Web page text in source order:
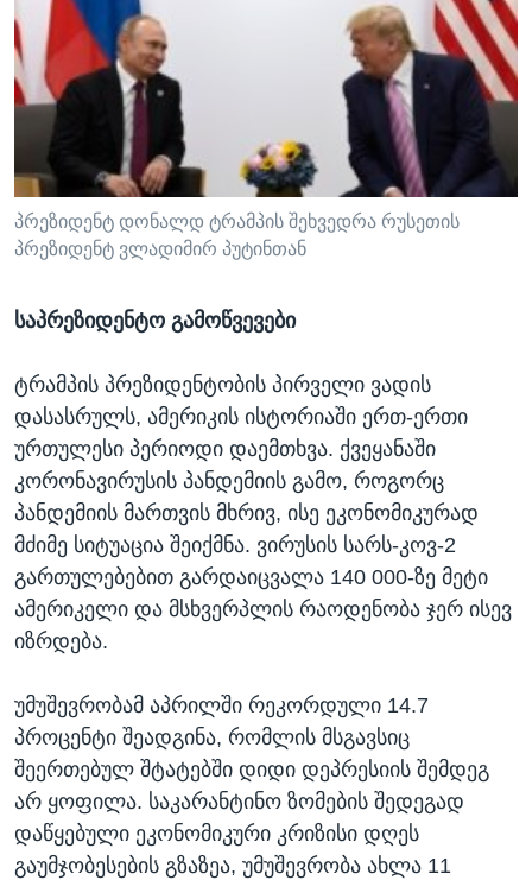
პრეზიდენტ დონალდ ტრამპის შეხვედრა რუსეთის
პრეზიდენტ ვლადიმირ პუტინთან
საპრეზიდენტო გამოწვევები
ტრამპის პრეზიდენტობის პირველი ვადის
დასასრულს, ამერიკის ისტორიაში ერთ-ერთი
ურთულესი პერიოდი დაემთხვა. ქვეყანაში
კორონავირუსის პანდემიის გამო, როგორც
პანდემიის მართვის მხრივ, ისე ეკონომიკურად
მძიმე სიტუაცია შეიქმნა. ვირუსის სარს-კოვ-2
გართულებებით გარდაიცვალა 140 000-ზე მეტი
ამერიკელი და მსხვერპლის რაოდენობა ჯერ ისევ
იზრდება.
უმუშევრობამ აპრილში რეკორდული 14.7
პროცენტი შეადგინა, რომლის მსგავსიც
შეერთებულ შტატებში დიდი დეპრესიის შემდეგ
არ ყოფილა. საკარანტინო ზომების შედეგად
დაწყებული ეკონომიკური კრიზისი დღეს
გაუმჯობესების გზაზეა, უმუშევრობა ახლა 11